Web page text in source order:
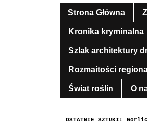
Strona Główna
Kronika kryminalna
Szlak architektury
Rozmaitości
Świat roślin O
OSTATNIE SZTUKI!